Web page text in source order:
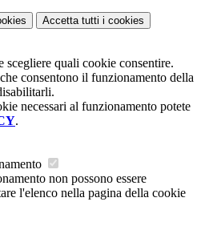
Accetta tutti i cookies
scegliere quali cookie consentire.
consentono il funzionamento della
necessari al funzionamento potete
.
non possono essere
l'elenco nella pagina della cookie